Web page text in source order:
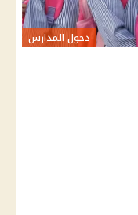
دخول المدارس